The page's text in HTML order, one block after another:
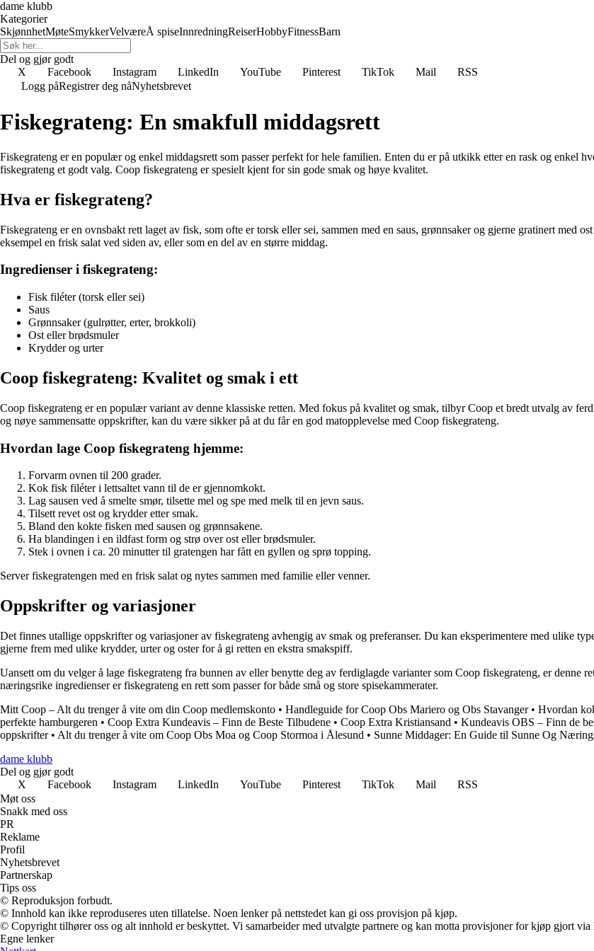
dame klubb
Kategorier
SkjønnhetMøteSmykkerVelværeÅ spiseInnredningReiserHobbyFitnessBarn
Del og gjør godt
X
Facebook Instagram LinkedIn YouTube Pinterest TikTok Mail
RSS
Logg påRegistrer deg nåNyhetsbrevet
Fiskegrateng: En smakfull middagsrett
Fiskegrateng er en populær og enkel middagsrett som passer perfekt for hele familien. Enten du er på utkikk etter en rask og enkel
fiskegrateng et godt valg. Coop fiskegrateng er spesielt kjent for sin gode smak og høye kvalitet.
Hva er fiskegrateng?
Fiskegrateng er en ovnsbakt rett laget av fisk, som ofte er torsk eller sei, sammen med en saus, grønnsaker og gjerne gratinert med
eksempel en frisk salat ved siden av, eller som en del av en større middag.
Ingredienser i fiskegrateng:
Fisk filéter (torsk eller sei)
Saus
Grønnsaker (gulrøtter, erter, brokkoli)
Ost eller brødsmuler
Krydder og urter
Coop fiskegrateng: Kvalitet og smak i ett
Coop fiskegrateng er en populær variant av denne klassiske retten. Med fokus på kvalitet og smak, tilbyr Coop et bredt utvalg av
og nøye sammensatte oppskrifter, kan du være sikker på at du får en god matopplevelse med Coop fiskegrateng.
Hvordan lage Coop fiskegrateng hjemme:
Forvarm ovnen til 200 grader.
Kok fisk filéter i lettsaltet vann til de er gjennomkokt.
Lag sausen ved å smelte smør, tilsette mel og spe med melk til en jevn saus.
Tilsett revet ost og krydder etter smak.
Bland den kokte fisken med sausen og grønnsakene.
Ha blandingen i en ildfast form og strø over ost eller brødsmuler.
Stek i ovnen i ca. 20 minutter til gratengen har fått en gyllen og sprø topping.
Server fiskegratengen med en frisk salat og nytes sammen med familie eller venner.
Oppskrifter og variasjoner
Det finnes utallige oppskrifter og variasjoner av fiskegrateng avhengig av smak og preferanser. Du kan eksperimentere med ulike
gjerne frem med ulike krydder, urter og oster for å gi retten en ekstra smakspiff.
Uansett om du velger å lage fiskegrateng fra bunnen av eller benytte deg av ferdiglagde varianter som Coop fiskegrateng, er denne
næringsrike ingredienser er fiskegrateng en rett som passer for både små og store spisekammerater.
Mitt Coop – Alt du trenger å vite om din Coop medlemskonto • Handleguide for Coop Obs Mariero og Obs Stavanger• Hvordan
perfekte hamburgeren • Coop Extra Kundeavis – Finn de Beste Tilbudene • Coop Extra Kristiansand • Kundeavis OBS – Finn de
oppskrifter• Alt du trenger å vite om Coop Obs Moa og Coop Stormoa i Ålesund • Sunne Middager: En Guide til Sunne Og
dame klubb
Del og gjør godt
X
Facebook Instagram LinkedIn YouTube Pinterest TikTok Mail
RSS
Møt oss
Snakk med oss
PR
Reklame
Profil
Nyhetsbrevet
Partnerskap
Tips oss
© Reproduksjon forbudt.
© Innhold kan ikke reproduseres uten tillatelse. Noen lenker på nettstedet kan gi oss provisjon på kjøp.
© Copyright tilhører oss og alt innhold er beskyttet. Vi samarbeider med utvalgte partnere og kan motta provisjoner for kjøp gjort
Egne lenker